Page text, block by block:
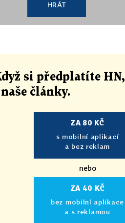
HRÁT
si předplatíte HN,
články.
ZA 80 KČ
s mobilní aplikací
a bez reklam
nebo
ZA 40 KČ
bez mobilní aplikace
a s reklamou